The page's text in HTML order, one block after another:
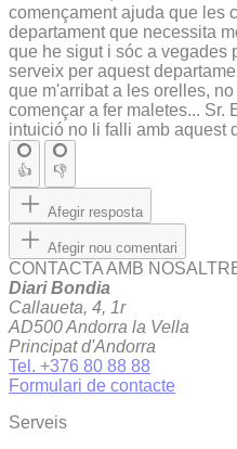
començament ajuda que les
departament que necessita
que he sigut i sóc a vegades
serveix per aquest
que m'arribat a les orelles,
començar a fer maletes... Sr.
intuició no li falli amb aquest
👍 👎
Afegir resposta
Afegir nou comentari
CONTACTA AMB
Diari Bondia
Callaueta, 4, 1r
AD500 Andorra la Vella
Principat d'Andorra
Tel. +376 80 88 88
Formulari de contacte
Serveis